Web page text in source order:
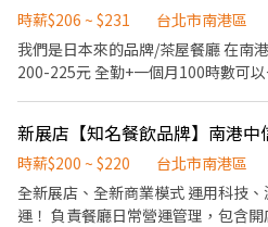
負責清理工作環境、設備和餐具。 ．
．協助測量食材
時薪$206 ~ $231
台北市南港區
我們是日本來的品牌/茶屋餐廳 在南港City link 蔦屋書店
200-225元 全勤+一個月100時數可
裝食材） 💰兼職時薪 起薪為$200元，符合全勤條件者時薪加$5元，
最高可以加到225元。 🙋工作說明 ★ 處理食材、以及洗切食材備料
★輕食前沙拉、副餐、菜甜點出餐★
位整理 ★ 環境清潔★協助備菜 分裝 🙋福利制度 ★ 彈性工時（最少
時薪$200 ~ $220
台北市南港區
全新展店、全新商業模式 運用科技
運！ 負責餐廳日常營運管理，包含開店、打烊及班次交接 ● 依標準